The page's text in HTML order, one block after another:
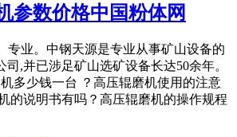
参数价格中国粉体网
专业。中钢天源是专业从事矿山设备的
司,并已涉足矿山选矿设备长达50余年。
多少钱一台 ？高压辊磨机使用的注意
的说明书有吗？高压辊磨机的操作规程